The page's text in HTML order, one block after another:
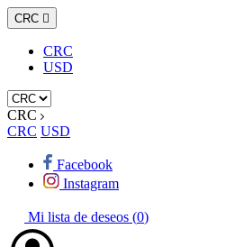
CRC 
CRC
USD
CRC
CRC USD
Facebook
Instagram
Mi lista de deseos (0)